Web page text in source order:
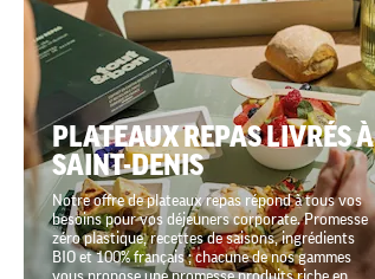
PLATEAUX REPAS LIVRÉS À
SAINT-DENIS
Notre offre de plateaux repas répond à tous vos
besoins pour vos déjeuners corporate. Promesse
zéro plastique, recettes de saisons, ingrédients
BIO et 100% français ; chacune de nos gammes